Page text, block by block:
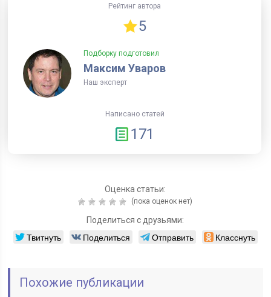
Рейтинг автора
5
Подборку подготовил
Максим Уваров
Наш эксперт
Написано статей
171
Оценка статьи:
(пока оценок нет)
Поделиться с друзьями:
Твитнуть Поделиться Отправить Класснуть
Похожие публикации